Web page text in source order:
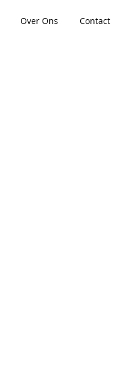
Over Ons Contact